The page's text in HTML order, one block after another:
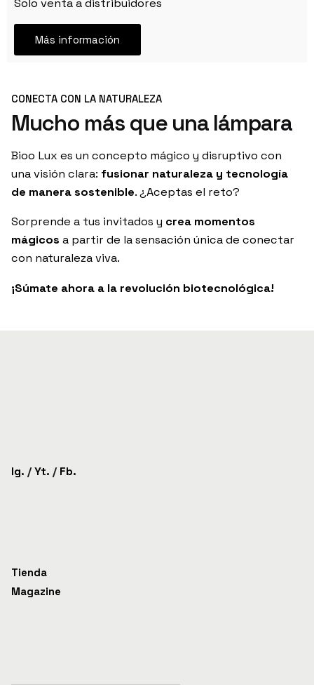
Más información
CONECTA CON LA NATURALEZA
Mucho más que una lámpara
Bioo Lux es un concepto mágico y disruptivo con
una visión clara: fusionar naturaleza y tecnología
de manera sostenible. ¿Aceptas el reto?
Sorprende a tus invitados y crea momentos
mágicos a partir de la sensación única de conectar
con naturaleza viva.
¡Súmate ahora a la revolución biotecnológica!
Ig. /Yt. / Fb.
Tienda
Magazine